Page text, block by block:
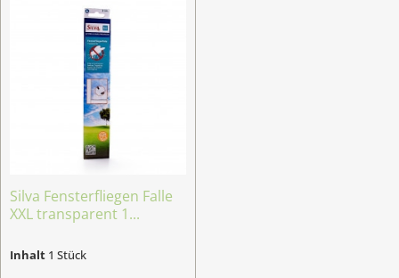
Silva Fensterfliegen Falle
XXL transparent 1...
Inhalt 1 Stück